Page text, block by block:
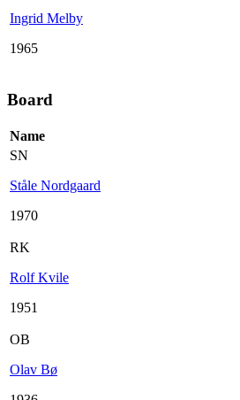
Ingrid Melby
1965
Board
Name
SN
Ståle Nordgaard
1970
RK
Rolf Kvile
1951
OB
Olav Bø